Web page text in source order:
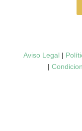
Aviso Legal |
|